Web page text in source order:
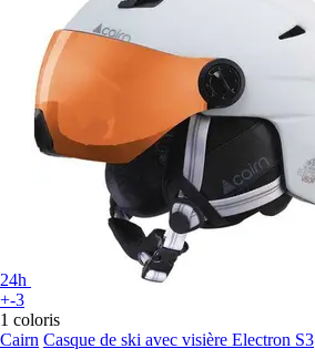
24h
+-3
1 coloris
Cairn Casque de ski avec visière Electron S3